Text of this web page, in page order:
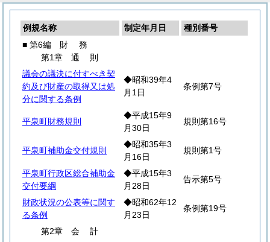
例規名称 制定年月日
種別番号
■ 第6編 財 務
第1章 通 則
議会の議決に付すべき契
約及び財産の取得又は処
分に関する条例
◆昭和39年4
月1日
条例第7号
平泉町財務規則
◆平成15年9
月30日
規則第16号
平泉町補助金交付規則
◆昭和35年3
月16日
規則第1号
平泉町行政区総合補助金
交付要綱
◆平成15年3
月28日
告示第5号
財政状況の公表等に関す
る条例
◆昭和62年12
月23日
条例第19号
第2章 会計